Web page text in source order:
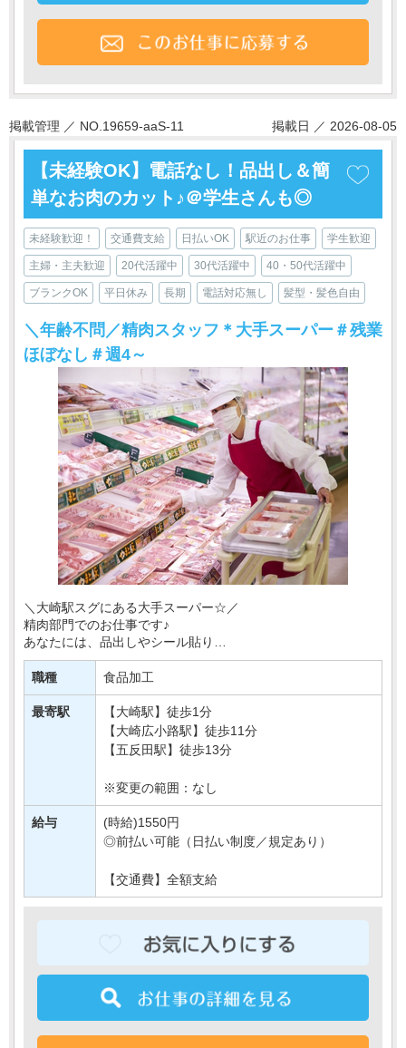
掲載管理 ／ NO.19659-aaS-11 掲載日 ／ 2026-08-05
【未経験OK】電話なし！品出し＆簡
単なお肉のカット♪＠学生さんも◎
未経験歓迎！ 交通費支給 日払いOK 駅近のお仕事 学生歓迎
主婦・主夫歓迎 20代活躍中 30代活躍中 40・50代活躍中
ブランクOK 平日休み 長期 電話対応無し 髪型・髪色自由
＼年齢不問／精肉スタッフ＊大手スーパー＃残業
ほぼなし＃週4～
＼大崎駅スグにある大手スーパー☆／
精肉部門でのお仕事です♪
あなたには、品出しやシール貼り
簡単なお肉の加工などをおまかせします＊
接客要素もほとんどないので、
モクモク・コツコツおしごとしたい方に・・・
職種 食品加工
最寄駅
【大崎駅】徒歩1分
【大崎広小路駅】徒歩11分
【五反田駅】徒歩13分
※変更の範囲：なし
給与
(時給)1550円
◎前払い可能（日払い制度／規定あり）
【交通費】全額支給